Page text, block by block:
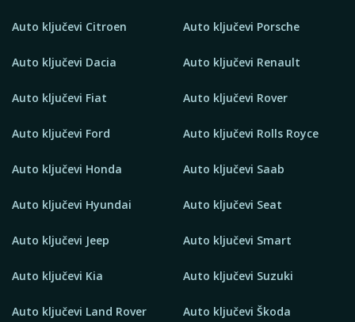
Auto ključevi Citroen
Auto ključevi Dacia
Auto ključevi Fiat
Auto ključevi Ford
Auto ključevi Honda
Auto ključevi Hyundai
Auto ključevi Jeep
Auto ključevi Kia
Auto ključevi Land Rover
Auto ključevi Porsche
Auto ključevi Renault
Auto ključevi Rover
Auto ključevi Rolls Royce
Auto ključevi Saab
Auto ključevi Seat
Auto ključevi Smart
Auto ključevi Suzuki
Auto ključevi Škoda